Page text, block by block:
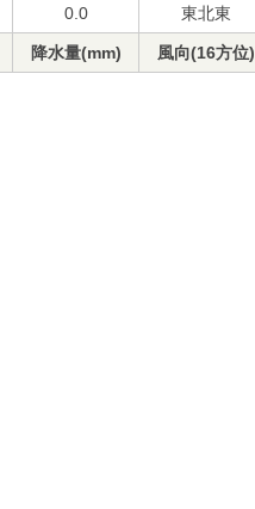
0.0 東北東
降水量(mm) 風向(16方位)